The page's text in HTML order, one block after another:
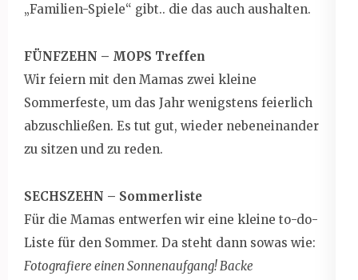
„Familien-Spiele“ gibt.. die das auch aushalten.
FÜNFZEHN – MOPS Treffen
Wir feiern mit den Mamas zwei kleine
Sommerfeste, um das Jahr wenigstens feierlich
abzuschließen. Es tut gut, wieder nebeneinander
zu sitzen und zu reden.
SECHSZEHN – Sommerliste
Für die Mamas entwerfen wir eine kleine to-do-
Liste für den Sommer. Da steht dann sowas wie:
Fotografiere einen Sonnenaufgang! Backe